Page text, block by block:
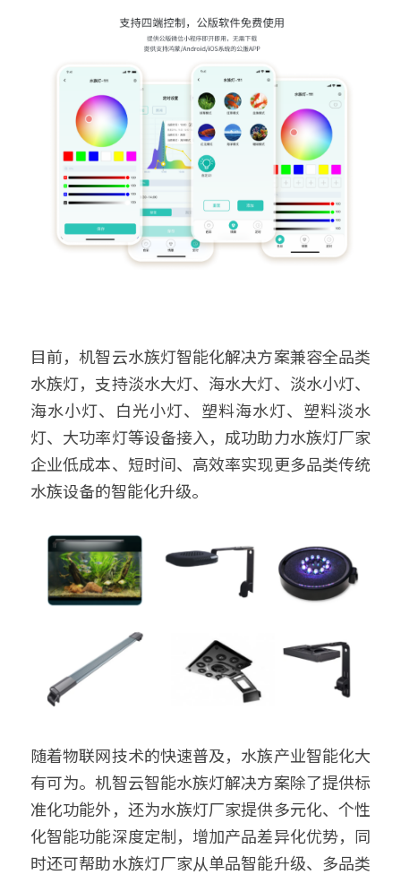
目前，机智云水族灯智能化解决方案兼容全品类
水族灯，支持淡水大灯、海水大灯、淡水小灯、
海水小灯、白光小灯、塑料海水灯、塑料淡水
灯、大功率灯等设备接入，成功助力水族灯厂家
企业低成本、短时间、高效率实现更多品类传统
水族设备的智能化升级。
随着物联网技术的快速普及，水族产业智能化大
有可为。机智云智能水族灯解决方案除了提供标
准化功能外，还为水族灯厂家提供多元化、个性
化智能功能深度定制，增加产品差异化优势，同
时还可帮助水族灯厂家从单品智能升级、多品类